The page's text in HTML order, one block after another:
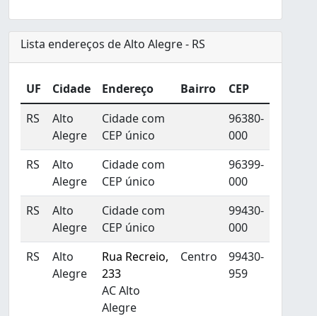
Lista endereços de Alto Alegre - RS
UF Cidade Endereço Bairro
CEP
RS
Alto
Alegre
Cidade com
CEP único
96380-
000
RS
Alto
Alegre
Cidade com
CEP único
96399-
000
RS
Alto
Alegre
Cidade com
CEP único
99430-
000
RS
Alto
Alegre
Rua Recreio,
233
AC Alto
Alegre
Centro
99430-
959